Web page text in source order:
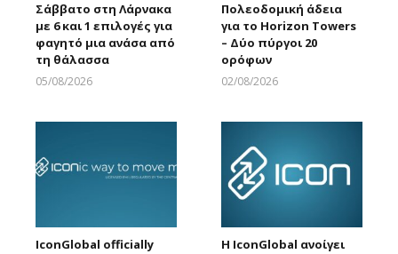
Σάββατο στη Λάρνακα
με 6 και 1 επιλογές για
φαγητό μια ανάσα από
τη θάλασσα
05/08/2026
Πολεοδομική άδεια
για το Horizon Towers
– Δύο πύργοι 20
ορόφων
02/08/2026
IconGlobal officially
Η IconGlobal ανοίγει